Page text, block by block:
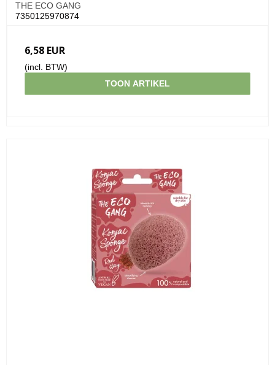
THE ECO GANG
7350125970874
6,58 EUR
(incl. BTW)
TOON ARTIKEL